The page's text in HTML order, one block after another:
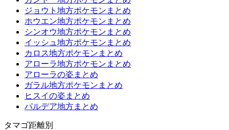
ジョウト地方ポケモンまとめ
ホウエン地方ポケモンまとめ
シンオウ地方ポケモンまとめ
イッシュ地方ポケモンまとめ
カロス地方ポケモンまとめ
アローラ地方ポケモンまとめ
アローラの姿まとめ
ガラル地方ポケモンまとめ
ヒスイの姿まとめ
パルデア地方まとめ
タマゴ距離別